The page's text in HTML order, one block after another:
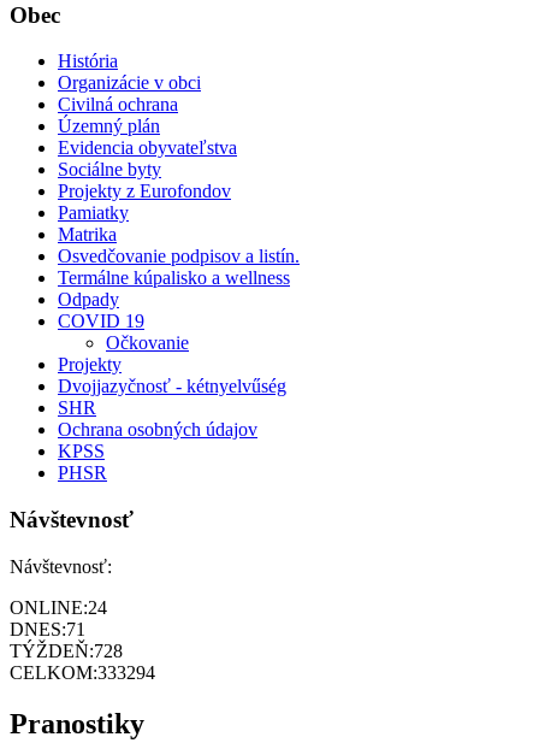
Obec
História
Organizácie v obci
Civilná ochrana
Územný plán
Evidencia obyvateľstva
Sociálne byty
Projekty z Eurofondov
Pamiatky
Matrika
Osvedčovanie podpisov a listín.
Termálne kúpalisko a wellness
Odpady
COVID 19
Očkovanie
Projekty
Dvojjazyčnosť - kétnyelvűség
SHR
Ochrana osobných údajov
KPSS
PHSR
Návštevnosť
Návštevnosť:
ONLINE:24
DNES:71
TÝŽDEŇ:728
CELKOM:333294
Pranostiky